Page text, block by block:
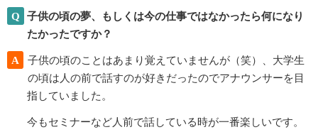
Q
子供の頃の夢、もしくは今の仕事ではなかったら何になり
たかったですか？
A
子供の頃のことはあまり覚えていませんが（笑）、大学生
の頃は人の前で話すのが好きだったのでアナウンサーを目
指していました。
今もセミナーなど人前で話している時が一番楽しいです。